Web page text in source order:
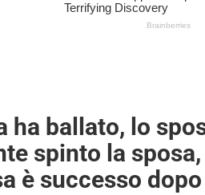
ha ballato, lo
spinto la sposa,
è successo